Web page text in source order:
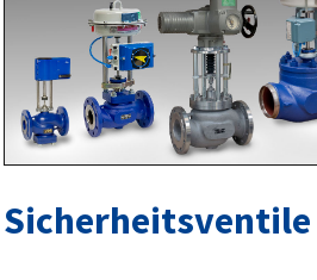
Sicherheitsventile